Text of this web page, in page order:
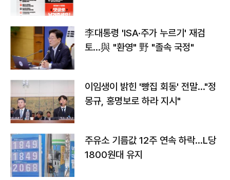
李대통령 'ISA·주가 누르기' 재검
토…與 "환영" 野 "졸속 국정"
이임생이 밝힌 '빵집 회동' 전말…"정
몽규, 홍명보로 하라 지시"
주유소 기름값 12주 연속 하락…L당
1800원대 유지